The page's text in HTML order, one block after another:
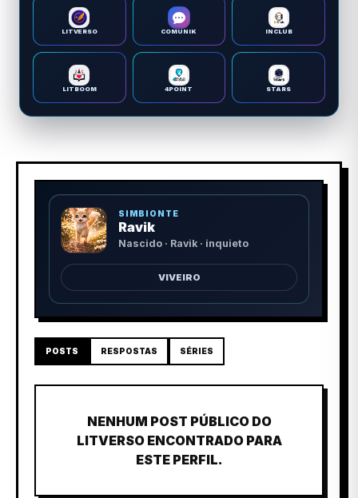
LITVERSO COMUNIK INCLUB
LITBOOM 4POINT STARS
SIMBIONTE
Ravik
Nascido · Ravik · inquieto
VIVEIRO
POSTS RESPOSTAS SÉRIES
NENHUM POST PÚBLICO DO
LITVERSO ENCONTRADO PARA
ESTE PERFIL.